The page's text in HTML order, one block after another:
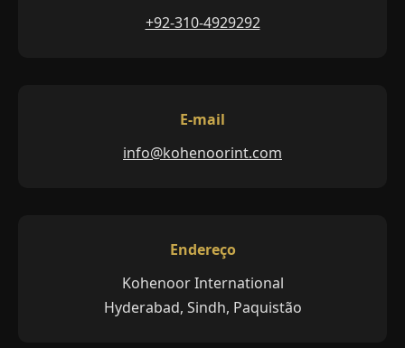
+92-310-4929292
E-mail
info@kohenoorint.com
Endereço
Kohenoor International
Hyderabad, Sindh, Paquistão